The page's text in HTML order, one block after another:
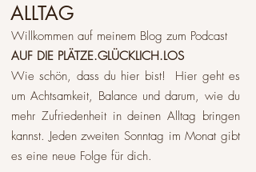
ALLTAG
Willkommen auf meinem Blog zum Podcast
AUF DIE PLÄTZE.GLÜCKLICH.LOS
Wie schön, dass du hier bist! Hier geht es
um Achtsamkeit, Balance und darum, wie du
mehr Zufriedenheit in deinen Alltag bringen
kannst. Jeden zweiten Sonntag im Monat gibt
es eine neue Folge für dich.​